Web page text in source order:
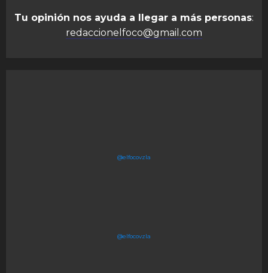
Tu opinión nos ayuda a llegar a más personas:
redaccionelfoco@gmail.com
@elfocovzla
@elfocovzla